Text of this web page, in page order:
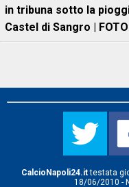
in tribuna sotto la
Castel di Sangro |
CalcioNapoli24.ittestata
18/06/2010 -